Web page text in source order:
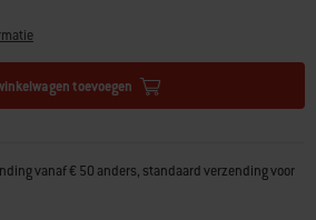
toevoegen
vanaf € 50 anders, standaard verzending voor